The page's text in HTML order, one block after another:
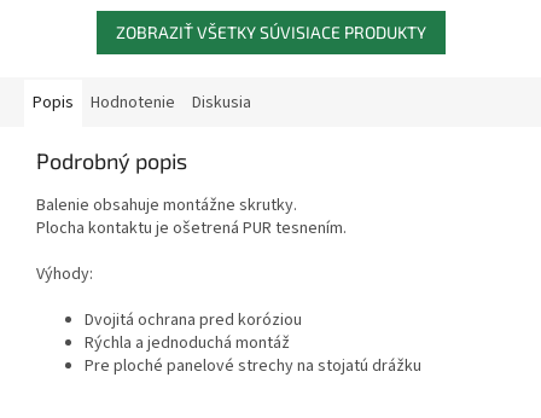
ZOBRAZIŤ VŠETKY SÚVISIACE PRODUKTY
Popis Hodnotenie Diskusia
Podrobný popis
Balenie obsahuje montážne skrutky.
Plocha kontaktu je ošetrená PUR tesnením.
Výhody:
Dvojitá ochrana pred koróziou
Rýchla a jednoduchá montáž
Pre ploché panelové strechy na stojatú drážku